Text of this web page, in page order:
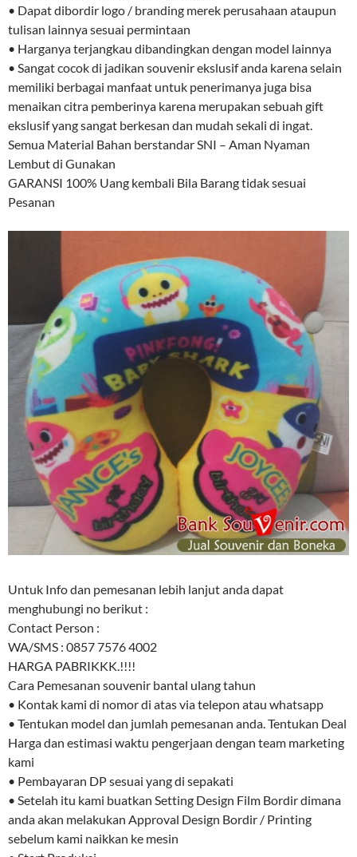
• Dapat dibordir logo / branding merek perusahaan ataupun
tulisan lainnya sesuai permintaan
• Harganya terjangkau dibandingkan dengan model lainnya
• Sangat cocok di jadikan souvenir ekslusif anda karena selain
memiliki berbagai manfaat untuk penerimanya juga bisa
menaikan citra pemberinya karena merupakan sebuah gift
ekslusif yang sangat berkesan dan mudah sekali di ingat.
Semua Material Bahan berstandar SNI – Aman Nyaman
Lembut di Gunakan
GARANSI 100% Uang kembali Bila Barang tidak sesuai
Pesanan
Untuk Info dan pemesanan lebih lanjut anda dapat
menghubungi no berikut :
Contact Person :
WA/SMS : 0857 7576 4002
HARGA PABRIKKK.!!!!
Cara Pemesanan souvenir bantal ulang tahun
• Kontak kami di nomor di atas via telepon atau whatsapp
• Tentukan model dan jumlah pemesanan anda. Tentukan Deal
Harga dan estimasi waktu pengerjaan dengan team marketing
kami
• Pembayaran DP sesuai yang di sepakati
• Setelah itu kami buatkan Setting Design Film Bordir dimana
anda akan melakukan Approval Design Bordir / Printing
sebelum kami naikkan ke mesin